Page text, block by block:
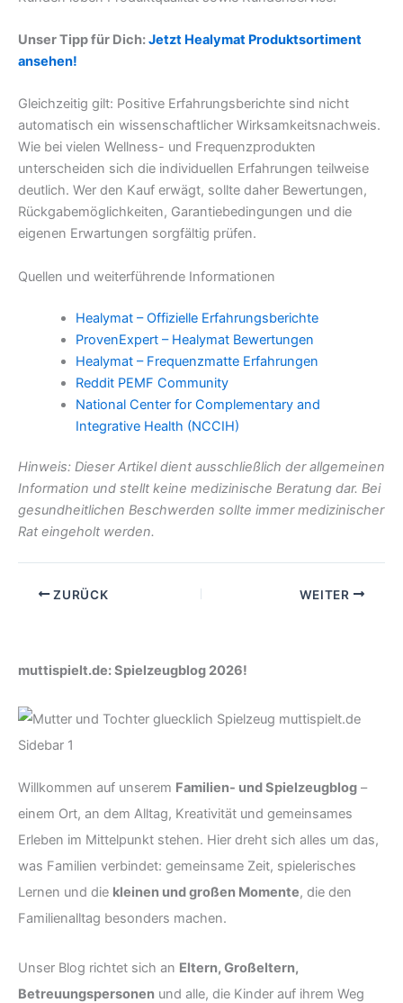
Unser Tipp für Dich:Jetzt Healymat Produktsortiment
ansehen!
Gleichzeitig gilt: Positive Erfahrungsberichte sind nicht
automatisch ein wissenschaftlicher Wirksamkeitsnachweis.
Wie bei vielen Wellness- und Frequenzprodukten
unterscheiden sich die individuellen Erfahrungen teilweise
deutlich. Wer den Kauf erwägt, sollte daher Bewertungen,
Rückgabemöglichkeiten, Garantiebedingungen und die
eigenen Erwartungen sorgfältig prüfen.
Quellen und weiterführende Informationen
Healymat – Offizielle Erfahrungsberichte
ProvenExpert – Healymat Bewertungen
Healymat – Frequenzmatte Erfahrungen
Reddit PEMF Community
National Center for Complementary and
Integrative Health (NCCIH)
Hinweis: Dieser Artikel dient ausschließlich der allgemeinen
Information und stellt keine medizinische Beratung dar. Bei
gesundheitlichen Beschwerden sollte immer medizinischer
Rat eingeholt werden.
ZURÜCK WEITER
muttispielt.de: Spielzeugblog 2026!
Willkommen auf unserem Familien- und Spielzeugblog –
einem Ort, an dem Alltag, Kreativität und gemeinsames
Erleben im Mittelpunkt stehen. Hier dreht sich alles um das,
was Familien verbindet: gemeinsame Zeit, spielerisches
Lernen und die kleinen und großen Momente, die den
Familienalltag besonders machen.
Unser Blog richtet sich an Eltern, Großeltern,
Betreuungspersonen und alle, die Kinder auf ihrem Weg